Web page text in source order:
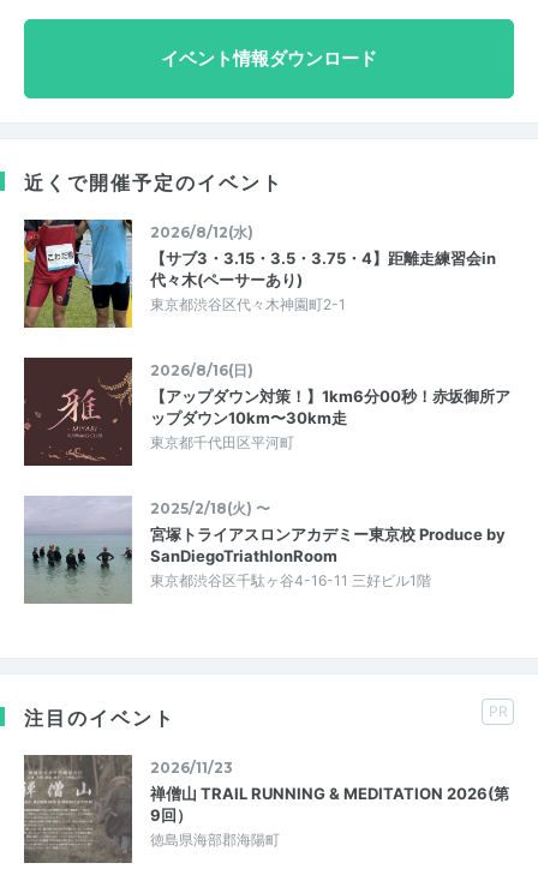
イベント情報ダウンロード
近くで開催予定のイベント
2026/8/12(水)
【サブ3・3.15・3.5・3.75・4】距離走練習会in
代々木(ペーサーあり)
東京都渋谷区代々木神園町2-1
2026/8/16(日)
【アップダウン対策！】1km6分00秒！赤坂御所ア
ップダウン10km〜30km走
東京都千代田区平河町
2025/2/18(火) 〜
宮塚トライアスロンアカデミー東京校 Produce by
SanDiegoTriathlonRoom
東京都渋谷区千駄ヶ谷4-16-11 三好ビル1階
注目のイベント PR
2026/11/23
禅僧山 TRAIL RUNNING & MEDITATION 2026(第
9回）
徳島県海部郡海陽町